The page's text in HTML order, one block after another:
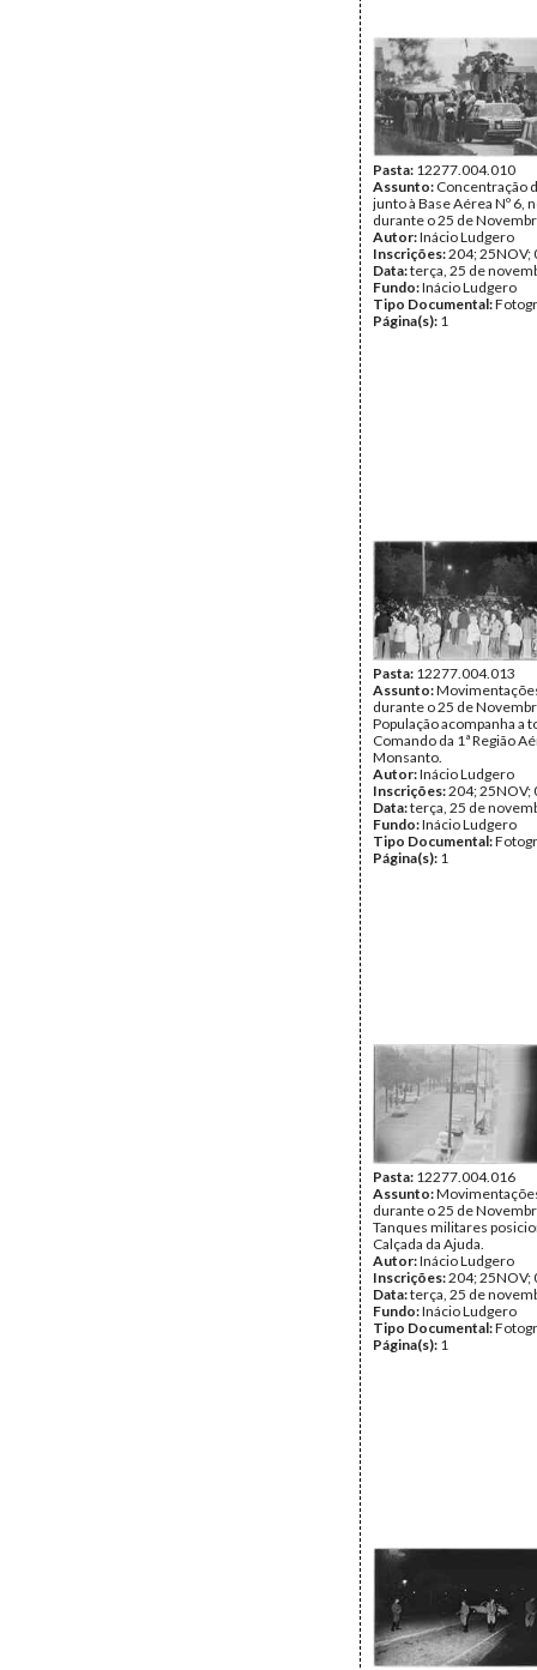
Pasta: 12277.004.010
Assunto: Concentração
junto à Base Aérea Nº 6,
durante o 25 de
Autor:Inácio Ludgero
Inscrições:204; 25NOV;
Data:terça, 25 de
Fundo:Inácio Ludgero
Tipo Documental:
Página(s): 1
Pasta: 12277.004.013
Assunto:
durante o 25 de
População acompanha a
Comando da 1ª Região
Monsanto.
Autor:Inácio Ludgero
Inscrições:204; 25NOV;
Data:terça, 25 de
Fundo:Inácio Ludgero
Tipo Documental:
Página(s): 1
Pasta: 12277.004.016
Assunto:
durante o 25 de
Tanques militares
Calçada da Ajuda.
Autor:Inácio Ludgero
Inscrições:204; 25NOV;
Data:terça, 25 de
Fundo:Inácio Ludgero
Tipo Documental:
Página(s): 1